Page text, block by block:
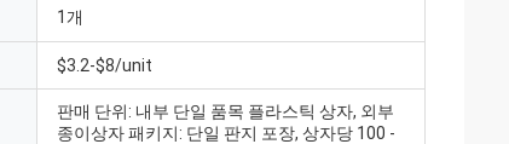
1개
$3.2-$8/unit
판매 단위: 내부 단일 품목 플라스틱 상자, 외부
종이상자 패키지: 단일 판지 포장, 상자당 100 -